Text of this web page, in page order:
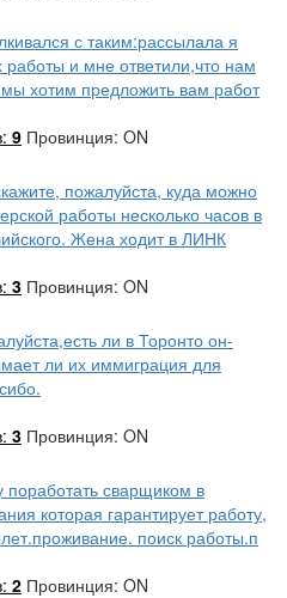
с таким:рассылала я
работы и мне ответили,что нам
хотим предложить вам работ
9 Провинция: ON
пожалуйста, куда можно
работы несколько часов в
Жена ходит в ЛИНК
3 Провинция: ON
ли в Торонто он-
ли их иммиграция для
3 Провинция: ON
поработать сварщиком в
которая гарантирует работу,
поиск работы.п
2 Провинция: ON